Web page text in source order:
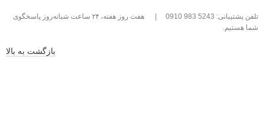
تلفن پشتیبانی: 5243 983 0910 |
هفت روز هفته، ۲۴ ساعت شبانه‌روز پاسخگوی
شما هستیم.
بازگشت به بالا